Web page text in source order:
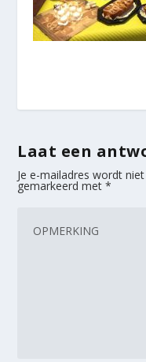
Laat een
Je e-mailadres wordt
gemarkeerd met*